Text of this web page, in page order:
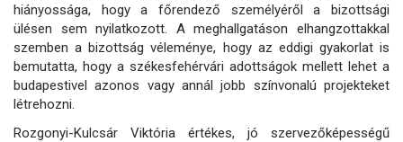
hiányossága, hogy a főrendező személyéről a bizottsági
ülésen sem nyilatkozott. A meghallgatáson elhangzottakkal
szemben a bizottság véleménye, hogy az eddigi gyakorlat is
bemutatta, hogy a székesfehérvári adottságok mellett lehet a
budapestivel azonos vagy annál jobb színvonalú projekteket
létrehozni.
Rozgonyi-Kulcsár Viktória értékes, jó szervezőképességű